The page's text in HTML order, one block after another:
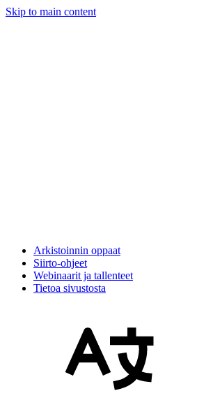
Skip to main content
Arkistoinnin oppaat
Siirto-ohjeet
Webinaarit ja tallenteet
Tietoa sivustosta